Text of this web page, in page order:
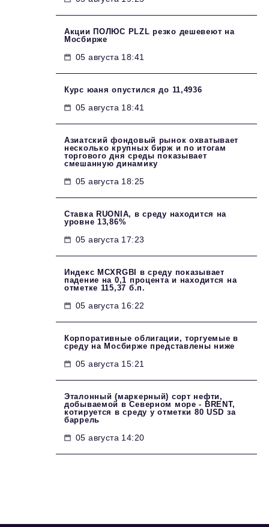
Акции ПОЛЮС PLZL резко дешевеют на
Мосбирже
05 августа 18:41
Курс юаня опустился до 11,4936
05 августа 18:41
Азиатский фондовый рынок охватывает
несколько крупных бирж и по итогам
торгового дня среды показывает
смешанную динамику
05 августа 18:25
Ставка RUONIA, в среду находится на
уровне 13,86%
05 августа 17:23
Индекс MCXRGBI в среду показывает
падение на 0,1 процента и находится на
отметке 115,37 б.п.
05 августа 16:22
Корпоративные облигации, торгуемые в
среду на Мосбирже представлены ниже
05 августа 15:21
Эталонный (маркерный) сорт нефти,
добываемой в Северном море - BRENT,
котируется в среду у отметки 80 USD за
баррель
05 августа 14:20